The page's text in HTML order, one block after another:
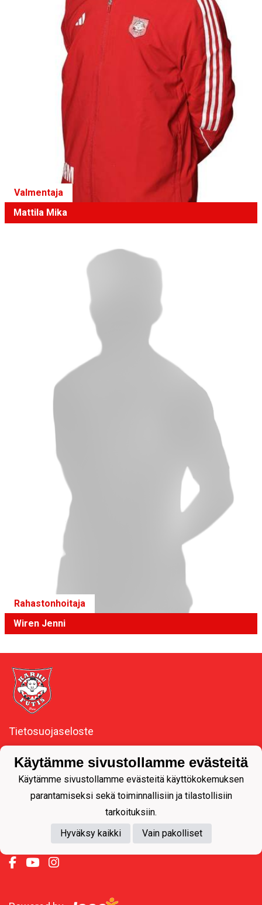
Valmentaja
Mattila Mika
Rahastonhoitaja
Wiren Jenni
Tietosuojaseloste
Meidän seura
Y-tunnus 1092537-3
Käytämme sivustollamme evästeitä
Käytämme sivustollamme evästeitä käyttökokemuksen
parantamiseksi sekä toiminnallisiin ja tilastollisiin
tarkoituksiin.
Hyväksy kaikki
Vain pakolliset